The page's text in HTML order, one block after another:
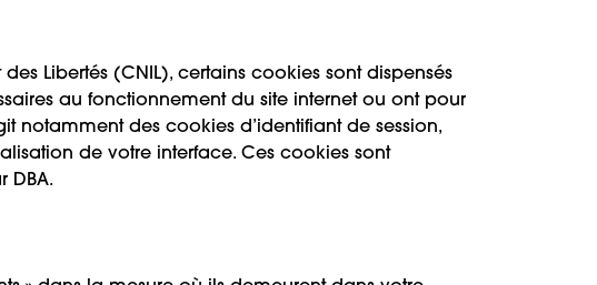
Libertés (CNIL), certains cookies sont dispensés
au fonctionnement du site internet ou ont pour
notamment des cookies d’identifiant de session,
de votre interface. Ces cookies sont
DBA.